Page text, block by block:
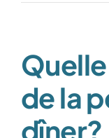
de la
dîner?